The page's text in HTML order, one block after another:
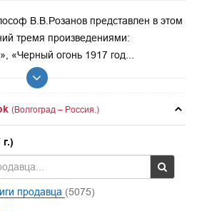
В.В.Розанов представлен в этом
тремя произведениями:
«Черный огонь 1917 год...
(Волгоград – Россия.)
продавца (5075)